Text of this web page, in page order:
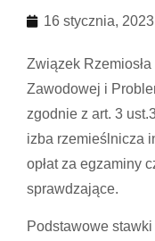
16 stycznia, 2023
Związek
Zawodowej i
zgodnie z art. 3
izba rzemieślnicza
opłat za egzaminy
sprawdzające.
Podstawowe